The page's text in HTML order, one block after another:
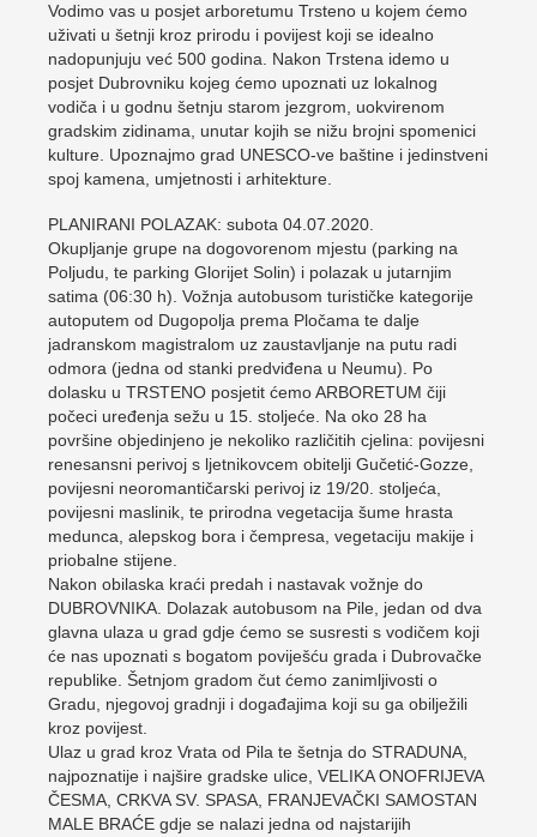
Vodimo vas u posjet arboretumu Trsteno u kojem ćemo
uživati u šetnji kroz prirodu i povijest koji se idealno
nadopunjuju već 500 godina. Nakon Trstena idemo u
posjet Dubrovniku kojeg ćemo upoznati uz lokalnog
vodiča i u godnu šetnju starom jezgrom, uokvirenom
gradskim zidinama, unutar kojih se nižu brojni spomenici
kulture. Upoznajmo grad UNESCO-ve baštine i jedinstveni
spoj kamena, umjetnosti i arhitekture.
PLANIRANI POLAZAK: subota 04.07.2020.
Okupljanje grupe na dogovorenom mjestu (parking na
Poljudu, te parking Glorijet Solin) i polazak u jutarnjim
satima (06:30 h). Vožnja autobusom turističke kategorije
autoputem od Dugopolja prema Pločama te dalje
jadranskom magistralom uz zaustavljanje na putu radi
odmora (jedna od stanki predviđena u Neumu). Po
dolasku u TRSTENO posjetit ćemo ARBORETUM čiji
počeci uređenja sežu u 15. stoljeće. Na oko 28 ha
površine objedinjeno je nekoliko različitih cjelina: povijesni
renesansni perivoj s ljetnikovcem obitelji Gučetić-Gozze,
povijesni neoromantičarski perivoj iz 19/20. stoljeća,
povijesni maslinik, te prirodna vegetacija šume hrasta
medunca, alepskog bora i čempresa, vegetaciju makije i
priobalne stijene.
Nakon obilaska kraći predah i nastavak vožnje do
DUBROVNIKA. Dolazak autobusom na Pile, jedan od dva
glavna ulaza u grad gdje ćemo se susresti s vodičem koji
će nas upoznati s bogatom poviješću grada i Dubrovačke
republike. Šetnjom gradom čut ćemo zanimljivosti o
Gradu, njegovoj gradnji i događajima koji su ga obilježili
kroz povijest.
Ulaz u grad kroz Vrata od Pila te šetnja do STRADUNA,
najpoznatije i najšire gradske ulice, VELIKA ONOFRIJEVA
ČESMA, CRKVA SV. SPASA, FRANJEVAČKI SAMOSTAN
MALE BRAĆE gdje se nalazi jedna od najstarijih